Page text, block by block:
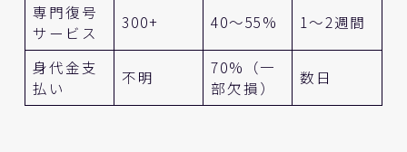
専門復号
サービス
300+ 40〜55% 1～2週間
身代金支
払い
不明
70%（一
部欠損）
数日